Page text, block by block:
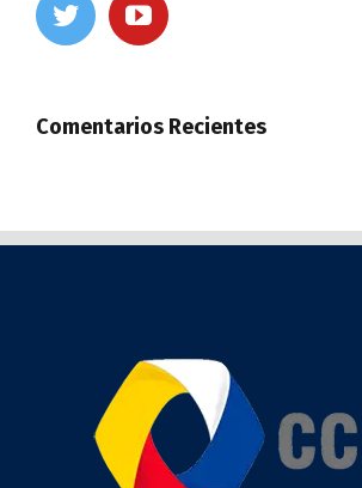
Comentarios Recientes